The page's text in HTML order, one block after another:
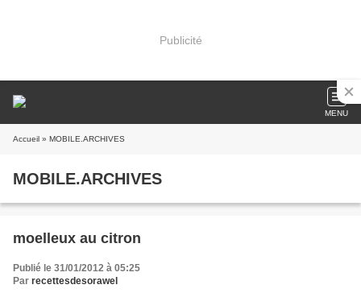
Publicité
MENU
Accueil » MOBILE.ARCHIVES
MOBILE.ARCHIVES
moelleux au citron
Publié le 31/01/2012 à 05:25
Par recettesdesorawel